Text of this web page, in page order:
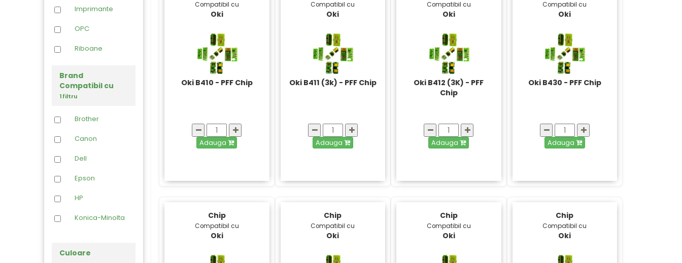
Imprimante
OPC
Riboane
Brand
Compatibil cu
1 filtru
Brother
Canon
Dell
Epson
HP
Konica-Minolta
Lexmark
Culoare
Compatibil cu
Oki
Oki B410 - PFF Chip
Adauga
Compatibil cu
Oki
Oki B411 (3k) - PFF Chip
Adauga
Compatibil cu
Oki
Oki B412 (3K) - PFF
Chip
Adauga
Compatibil cu
Oki
Oki B430 - PFF Chip
Adauga
Chip
Compatibil cu
Oki
Chip
Compatibil cu
Oki
Chip
Compatibil cu
Oki
Chip
Compatibil cu
Oki